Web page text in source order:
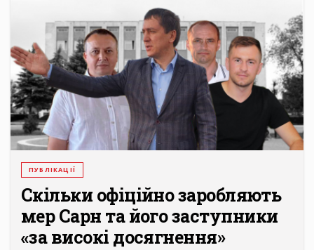
ПУБЛІКАЦІЇ
Скільки офіційно заробляють
мер Сарн та його заступники
«за високі досягнення»